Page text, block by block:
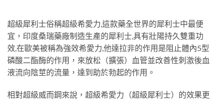
超級犀利士俗稱超級希愛力,這款藥全世界的犀利士中最便
宜，印度桑瑞藥廠制造生產的犀利士,具有壯陽持久雙重功
效,在歐美被稱為強效希愛力,他達拉非的作用是阻止體內5型
磷酸二酯酶的作用，來放松（擴張）血管並改善性刺激後血
液流向陰莖的流量，達到助於勃起的作用。
相對超級威而鋼來說，超級希愛力（超級犀利士）的效果更